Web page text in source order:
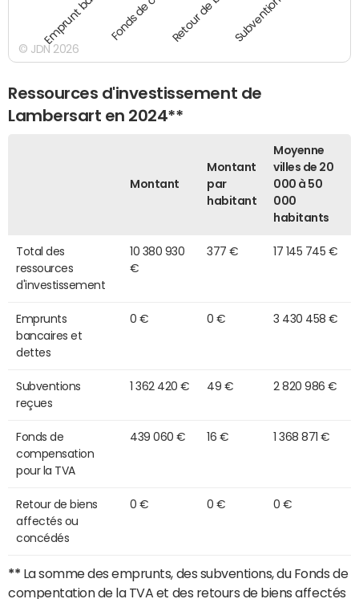
© JDN 2026
Ressources d'investissement de
Lambersart en 2024**
Montant
Montant
par
habitant
Moyenne
villes de 20
000 à 50
000
habitants
Total des
ressources
d'investissement
10 380 930
€
377 € 17 145 745 €
Emprunts
bancaires et
dettes
0 € 0 € 3 430 458 €
Subventions
reçues
1 362 420 € 49 € 2 820 986 €
Fonds de
compensation
pour la TVA
439 060 € 16 € 1 368 871 €
Retour de biens
affectés ou
concédés
0 € 0 € 0 €
** La somme des emprunts, des subventions, du Fonds de
compentation de la TVA et des retours de biens affectés